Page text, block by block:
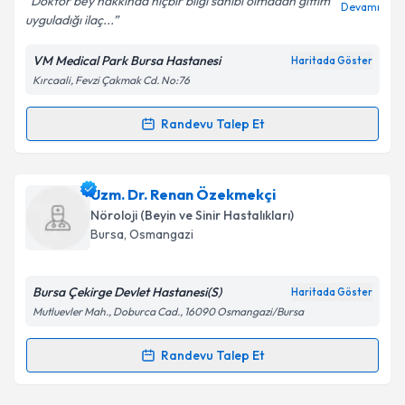
Kişisel verilerimin işlenmesine ilişkin
Metni'ni okudum ve kişisel verilerimin belirtilen
kapsamda işlenmesini kabul ediyorum.
uyguladığı ilaç...
Devamı
VM Medical Park Bursa Hastanesi Haritada Göster
Kırcaali, Fevzi Çakmak Cd. No:76
Randevu Talep Et
Randevu Takvimi Talebi
Uzm. Dr. Sinan Gönüllüiçin randevu takvimi talebi
oluşturun. Size bu uzmandan randevu almanız için bir
takvim hazırlandığında e-posta ile bilgilendireceğiz.
Kişisel verilerimin işlenmesine ilişkin
Metni'ni okudum ve kişisel verilerimin belirtilen
Uzm. Dr. Renan Özekmekçi
Nöroloji (Beyin ve Sinir Hastalıkları)
Bursa, Osmangazi
Bursa Çekirge Devlet Hastanesi(S) Haritada Göster
Mutluevler Mah., Doburca Cad., 16090 Osmangazi/Bursa
Randevu Talep Et
Randevu Takvimi Talebi